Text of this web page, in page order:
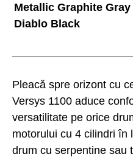
Pleacă spre orizont cu
Versys 1100 aduce
versatilitate pe orice
motorului cu 4 cilindri în
drum cu serpentine sau
Metallic Graphite
Diablo Black